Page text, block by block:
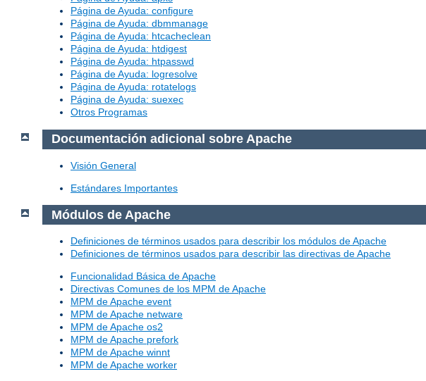
Página de Ayuda: configure
Página de Ayuda: dbmmanage
Página de Ayuda: htcacheclean
Página de Ayuda: htdigest
Página de Ayuda: htpasswd
Página de Ayuda: logresolve
Página de Ayuda: rotatelogs
Página de Ayuda: suexec
Otros Programas
Documentación adicional sobre Apache
Visión General
Estándares Importantes
Módulos de Apache
Definiciones de términos usados para describir los módulos de Apache
Definiciones de términos usados para describir las directivas de Apache
Funcionalidad Básica de Apache
Directivas Comunes de los MPM de Apache
MPM de Apache event
MPM de Apache netware
MPM de Apache os2
MPM de Apache prefork
MPM de Apache winnt
MPM de Apache worker